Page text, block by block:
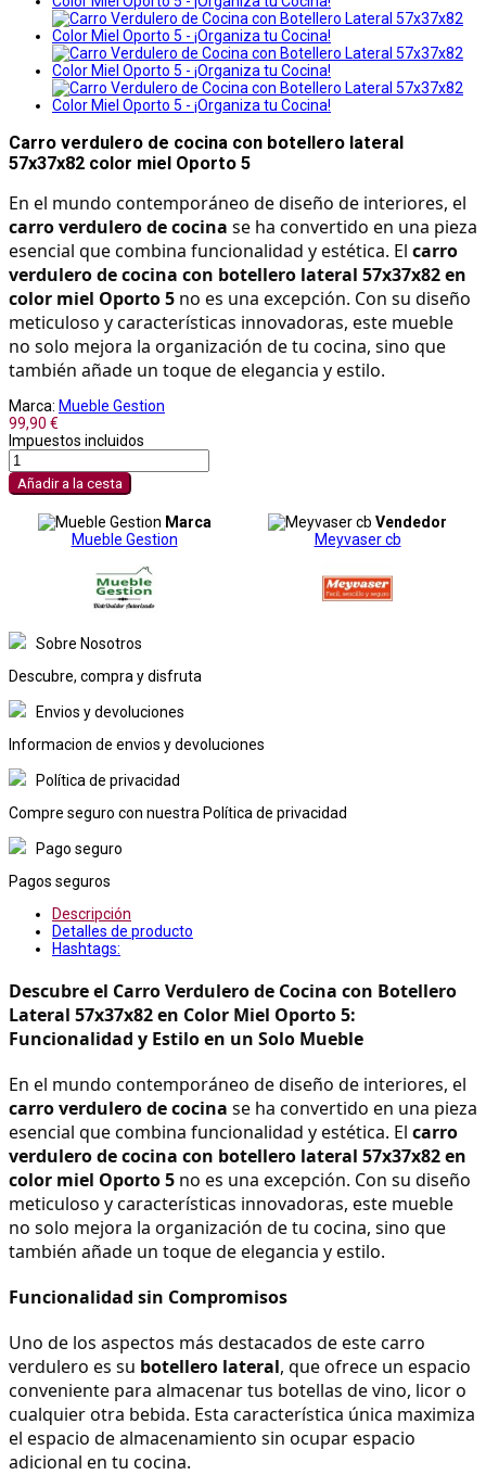
Carro verdulero de cocina con botellero lateral
57x37x82 color miel Oporto 5
carro verdulero de cocina se ha convertido en una pieza
esencial que combina funcionalidad y estética. El carro
verdulero de cocina con botellero lateral 57x37x82 en
color miel Oporto 5 no es una excepción. Con su diseño
meticuloso y características innovadoras, este mueble
no solo mejora la organización de tu cocina, sino que
también añade un toque de elegancia y estilo.
Marca: Mueble Gestion
99,90 €
Impuestos incluidos
Añadir a la cesta
Marca
Mueble Gestion
Vendedor
Meyvaser cb
Sobre Nosotros
Descubre, compra y disfruta
Envios y devoluciones
Informacion de envios y devoluciones
Política de privacidad
Compre seguro con nuestra Política de privacidad
Pago seguro
Pagos seguros
Descripción
Detalles de producto
Hashtags:
Descubre el Carro Verdulero de Cocina con Botellero
Lateral 57x37x82 en Color Miel Oporto 5:
Funcionalidad y Estilo en un Solo Mueble
carro verdulero de cocina se ha convertido en una pieza
esencial que combina funcionalidad y estética. El carro
verdulero de cocina con botellero lateral 57x37x82 en
color miel Oporto 5 no es una excepción. Con su diseño
meticuloso y características innovadoras, este mueble
no solo mejora la organización de tu cocina, sino que
también añade un toque de elegancia y estilo.
Funcionalidad sin Compromisos
Uno de los aspectos más destacados de este carro
verdulero es su botellero lateral, que ofrece un espacio
conveniente para almacenar tus botellas de vino, licor o
cualquier otra bebida. Esta característica única maximiza
el espacio de almacenamiento sin ocupar espacio
adicional en tu cocina.